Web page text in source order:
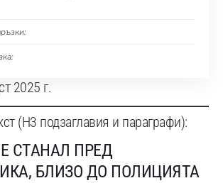
2025 г.
(H3 подзаглавия и параграфи):
СТАНАЛ ПРЕД
БЛИЗО ДО ПОЛИЦИЯТА